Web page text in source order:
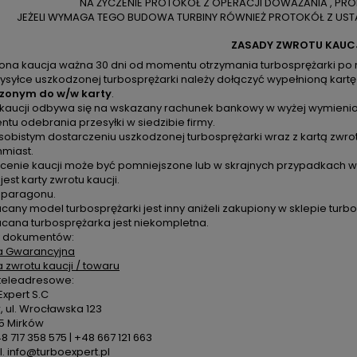
JEŻELI WYMAGA TEGO BUDOWA TURBINY RÓWNIEŻ PROTOKÓŁ Z
ZASADY ZWROTU
kaucja ważna 30 dni od momentu otrzymania turbosprężarki
uszkodzonej turbosprężarki należy dołączyć wypełnioną
do w/w karty.
odbywa się na wskazany rachunek bankowy w wyżej
odebrania przesyłki w siedzibie firmy.
dostarczeniu uszkodzonej turbosprężarki wraz z kartą
kaucji może być pomniejszone lub w skrajnych przypadkach
karty zwrotu kaucji.
model turbosprężarki jest inny aniżeli zakupiony w sklepie
turbosprężarka jest niekompletna.
dokumentów:
Gwarancyjna
zwrotu kaucji / towaru
S.C
ul. Wrocławska 123
Mirków
717 358 575 | +48 667 121 663
info@turboexpert.pl